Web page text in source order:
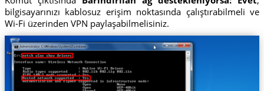
bilgisayarınızı kablosuz erişim noktasında çalıştırabilmeli ve
Wi-Fi üzerinden VPN paylaşabilmelisiniz.